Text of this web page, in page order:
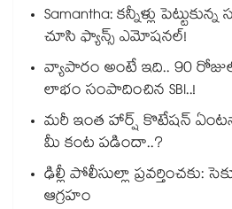
Samantha: కన్నీళ్లు
చూసి ఫ్యాన్స్ ఎమోషనల్!
వ్యాపారం అంటే ఇది.. 90
లాభం సంపాదించిన SBI..!
మరీ ఇంత హార్ష్ కొటేషన్
మీ కంట పడిందా..?
ఢిల్లీ పోలీసుల్లా ప్రవర్తించకు:
ఆగ్రహం